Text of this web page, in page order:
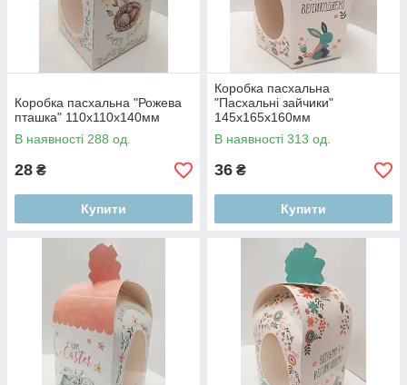
Коробка пасхальна "Рожева
пташка" 110х110х140мм
В наявності 288 од.
28 ₴
Купити
Коробка пасхальна
"Пасхальні зайчики"
145х165х160мм
В наявності 313 од.
36 ₴
Купити